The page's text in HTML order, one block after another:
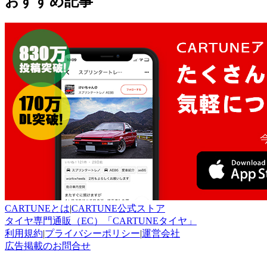
CARTUNEとは|CARTUNE公式ストア
タイヤ専門通販（EC）「CARTUNEタイヤ」
利用規約|プライバシーポリシー|運営会社
広告掲載のお問合せ